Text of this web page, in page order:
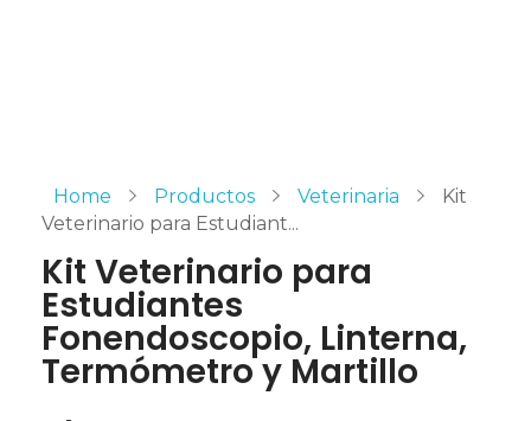
Home Productos Veterinaria
Kit
Veterinario para Estudiant...
Kit Veterinario para
Estudiantes
Fonendoscopio, Linterna,
Termómetro y Martillo